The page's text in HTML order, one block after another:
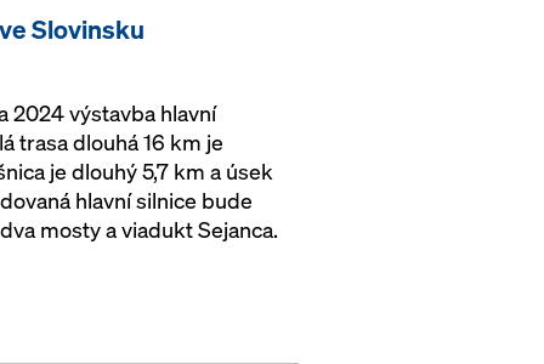
Slovinsku
2024 výstavba hlavní
trasa dlouhá 16 km je
je dlouhý 5,7 km a úsek
hlavní silnice bude
mosty a viadukt Sejanca.